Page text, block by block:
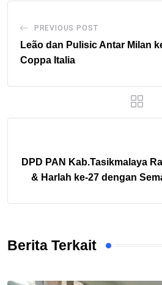
PREVIOUS POST
Leão dan Pulisic Antar Milan
Coppa Italia
DPD PAN Kab.Tasikmalaya
& Harlah ke-27 dengan
Berita Terkait